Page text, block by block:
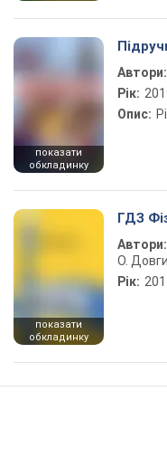
показати
обкладинку
Автори:
Рік:
Опис:
показати
обкладинку
ГДЗ
Автори:
О.
Рік: